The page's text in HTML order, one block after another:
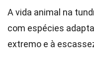
A vida animal na
com espécies
extremo e à